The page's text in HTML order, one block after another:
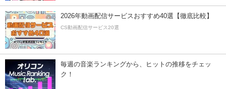
2026年動画配信サービスおすすめ40選【徹底比較】
CS動画配信サービス20選
毎週の音楽ランキングから、ヒットの推移をチェッ
ク！